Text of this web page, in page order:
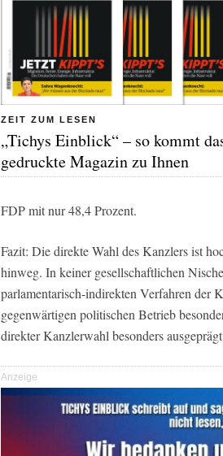
ZEIT ZUM LESEN
„Tichys Einblick“ – so kommt
gedruckte Magazin zu Ihnen
FDP mit nur 48,4 Prozent.
Fazit: Die direkte Wahl des Kanzlers ist
hinweg. In keiner gesellschaftlichen
parlamentarisch-indirekten Verfahren der
gegenwärtigen politischen Betrieb
direkter Kanzlerwahl besonders
Anzeige